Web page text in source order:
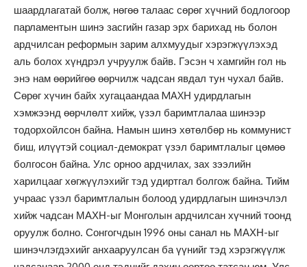
шаардлагатай болж, нөгөө талаас сөрөг хүчний бодлогоор
парламентын шинэ засгийн газар эрх барихад нь болон
ардчилсан реформын зарим алхмуудыг хэрэгжүүлэхэд
аль болох хүндрэл учруулж байв. Гэсэн ч хамгийн гол нь
энэ нам өөрийгөө өөрчилж чадсан явдал тун чухал байв.
Сөрөг хүчин байх хугацаандаа MAXН удирдлагын
хэмжээнд өөрчлөлт хийж, үзэл баримтлалаа шинээр
тодорхойлсон байна. Намын шинэ хөтөлбөр нь коммунист
биш, илүүтэй социал-демократ үзэл баримтлалыг цөмөө
болгосон байна. Улс орноо ардчилах, зах зээлийн
харилцааг хөгжүүлэхийг тэд удиртгал болгож байна. Тийм
учраас үзэл баримтлалын болоод удирдлагын шинэчлэл
хийж чадсан МАХН-ыг Монголын ардчилсан хүчний тоонд
оруулж болно. Сонгогчдын 1996 оны санал нь МАХН-ыг
шинэчлэгдэхийг анхааруулсан ба үүнийг тэд хэрэгжүүлж